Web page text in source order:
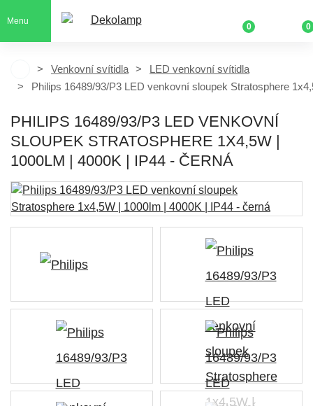
Menu
0 0
Venkovní svítidla
LED venkovní svítidla
Philips 16489/93/P3 LED venkovní sloupek Stratosphere
PHILIPS 16489/93/P3 LED VENKOVNÍ
SLOUPEK STRATOSPHERE 1X4,5W |
1000LM | 4000K | IP44 - ČERNÁ